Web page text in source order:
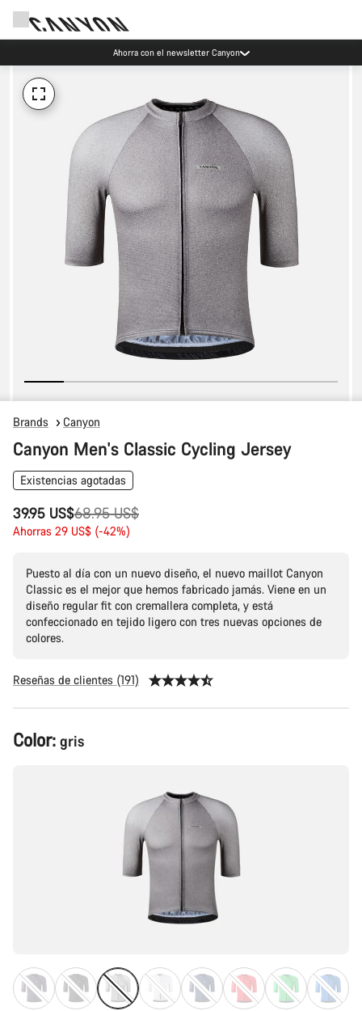
Ahorra con el newsletter Canyon
Brands Canyon
Canyon Men's Classic Cycling Jersey
Existencias agotadas
39.95 US$
Precio
original
68.95 US$
Ahorras 29 US$ (-42%)
Puesto al día con un nuevo diseño, el nuevo maillot Canyon
Classic es el mejor que hemos fabricado jamás. Viene en un
diseño regular fit con cremallera completa, y está
confeccionado en tejido ligero con tres nuevas opciones de
colores.
Reseñas de clientes (191)
Configuración
del
Color: gris